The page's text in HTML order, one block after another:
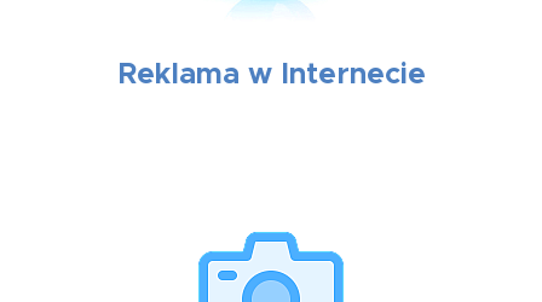
Reklama w Internecie